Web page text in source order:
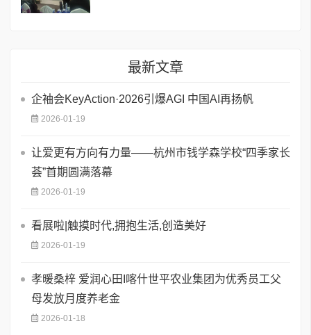
最新文章
企袖会KeyAction·2026引爆AGI 中国AI再扬帆
2026-01-19
让爱更有方向有力量——杭州市钱学森学校“四季家长
荟”首期圆满落幕
2026-01-19
看展啦|触摸时代,拥抱生活,创造美好
2026-01-19
孝暖桑梓 爱润心田I喀什世平农业集团为优秀员工父
母发放月度养老金
2026-01-18